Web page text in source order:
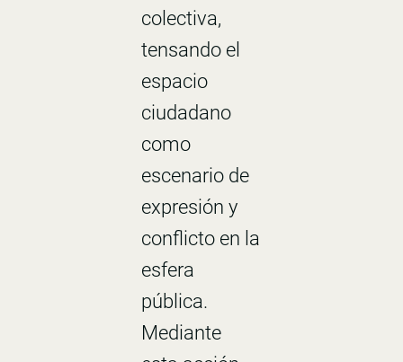
colectiva,
tensando el
espacio
ciudadano
como
escenario de
expresión y
conflicto en la
esfera
pública.
Mediante